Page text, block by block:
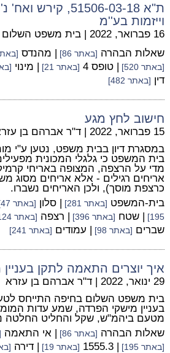
ת"א 51506-03-18,
וייזמות בע''מ
16 פברואר, 2022 | בית משפט השלום
שאלות הבהרה [באתר 86] | מהנדס [באתר
[באתר 520] | טופס 4 [באתר 21] | מינוי
דין [באתר 482]
חישוב לחץ מגע
15 פברואר, 2022 | ד"ר אברהם בן
במסגרת דיון בבית משפט, נטען ע"י
בית המשפט כי גלגלי המכונית
מדי על הרצפה, המצופה באריחי
אריחים רגילים - אלא אריחים מסוג
כרצפת מוסך), ולכן האריחים נשברו.
בית-המשפט [באתר 281] | סלון [באתר 47]
195]
| שטח [באתר 396] | רצפה [באתר 124]
שברים [באתר 98] | עמודים [באתר 241]
איך יוצרים התאמה לתקן
29 ינואר, 2022 | ד"ר אברהם בן עזרא
בית משפט השלום בחיפה התייחס
בעניין מישקי הפרדה, שמע עדות
מטעם ביהמ"ש, שקל והחליט החלטה
שאלות הבהרה [באתר 86] | אי התאמה
[באתר 195] | 1555.3 [באתר 19] | דירה